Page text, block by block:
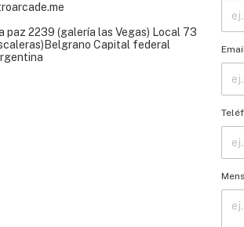
paz 2239 (galería las Vegas) Local 73
Capital federal